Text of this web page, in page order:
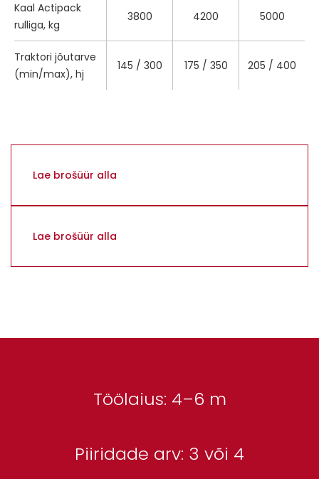
Kaal Actipack
rulliga, kg
3800 4200 5000
Traktori jõutarve
(min/max), hj
145 / 300 175 / 350 205 / 400
Lae brošüür alla
Lae brošüür alla
Töölaius: 4–6 m
Piiridade arv: 3 või 4